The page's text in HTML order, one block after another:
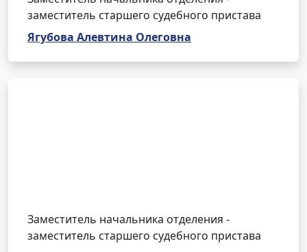
заместитель старшего судебного пристава
Ягубова Алевтина Олеговна
Заместитель начальника отделения -
заместитель старшего судебного пристава